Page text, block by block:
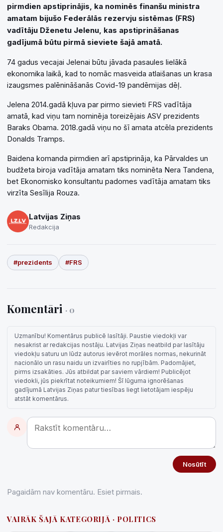
pirmdien apstiprinājis, ka nominēs finanšu ministra
amatam bijušo Federālās rezervju sistēmas (FRS)
vadītāju Dženetu Jelenu, kas apstiprināšanas
gadījumā būtu pirmā sieviete šajā amatā.
74 gadus vecajai Jelenai būtu jāvada pasaules lielākā
ekonomika laikā, kad to nomāc masveida atlaišanas un krasa
izaugsmes palēnināšanās Covid-19 pandēmijas dēļ.
Jelena 2014.gadā kļuva par pirmo sievieti FRS vadītāja
amatā, kad viņu tam nominēja toreizējais ASV prezidents
Baraks Obama. 2018.gadā viņu no šī amata atcēla prezidents
Donalds Tramps.
Baidena komanda pirmdien arī apstiprināja, ka Pārvaldes un
budžeta biroja vadītāja amatam tiks nominēta Nera Tandena,
bet Ekonomisko konsultantu padomes vadītāja amatam tiks
virzīta Sesīlija Rouza.
Latvijas Ziņas
Redakcija
#prezidents #FRS
Komentāri · 0
Uzmanību! Komentārus publicē lasītāji. Paustie viedokļi var
nesakrist ar redakcijas nostāju. Latvijas Ziņas neatbild par lasītāju
viedokļu saturu un lūdz autorus ievērot morāles normas, nekurināt
nacionālo un rasu naidu un izvairīties no rupjībām. Padomājiet,
pirms izsakāties. Jūs atbildat par saviem vārdiem! Publicējot
viedokli, jūs piekrītat noteikumiem! Šī lūguma ignorēšanas
gadījumā Latvijas Ziņas patur tiesības liegt lietotājam iespēju
atstāt komentārus.
Nosūtīt
Pagaidām nav komentāru. Esiet pirmais.
VAIRĀK ŠAJĀ KATEGORIJĀ · POLITICS